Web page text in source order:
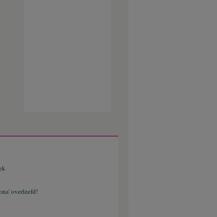
overleefd!